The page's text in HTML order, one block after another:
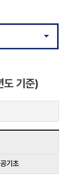
기준)
기초